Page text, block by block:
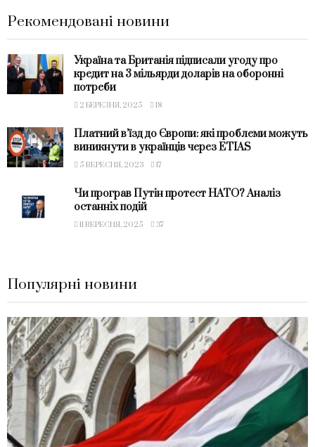
Рекомендовані новини
Україна та Британія підписали угоду про
кредит на 3 мільярди доларів на оборонні
потреби
2 БЕРЕЗНЯ, 2025 18
Платний в’їзд до Європи: які проблеми можуть
виникнути в українців через ETIAS
5 ВЕРЕСНЯ, 2023 17
Чи програв Путін протест НАТО? Аналіз
останніх подій
11 ВЕРЕСНЯ, 2025 37
Популярні новини